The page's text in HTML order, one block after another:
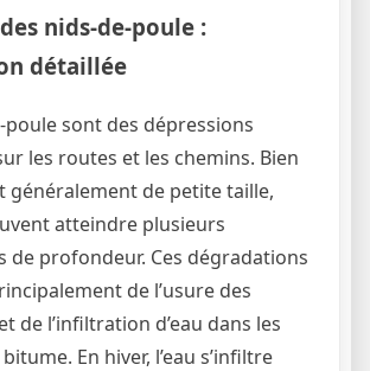
nids-de-poule :
détaillée
poule sont des dépressions
les routes et les chemins. Bien
généralement de petite taille,
atteindre plusieurs
de profondeur. Ces dégradations
de l’usure des
de l’infiltration d’eau dans les
En hiver, l’eau s’infiltre